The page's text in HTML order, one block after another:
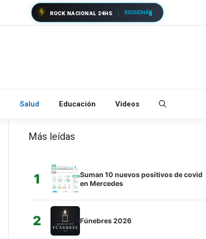
ROCK NACIONAL 24HS ESCUCHÁ
Salud Educación Videos
Más leídas
1
Suman 10 nuevos positivos de covid
en Mercedes
2 Fúnebres 2026